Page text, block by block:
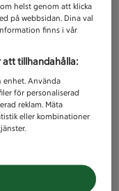
helst genom att klicka
på webbsidan. Dina val
finns i vår
att tillhandahålla:
enhet. Använda
för personaliserad
reklam. Mäta
eller kombinationer